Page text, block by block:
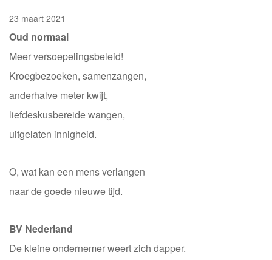
23 maart 2021
Oud normaal
Meer versoepelingsbeleid!
Kroegbezoeken, samenzangen,
anderhalve meter kwijt,
liefdeskusbereide wangen,
uitgelaten innigheid.
O, wat kan een mens verlangen
naar de goede nieuwe tijd.
BV Nederland
De kleine ondernemer weert zich dapper.